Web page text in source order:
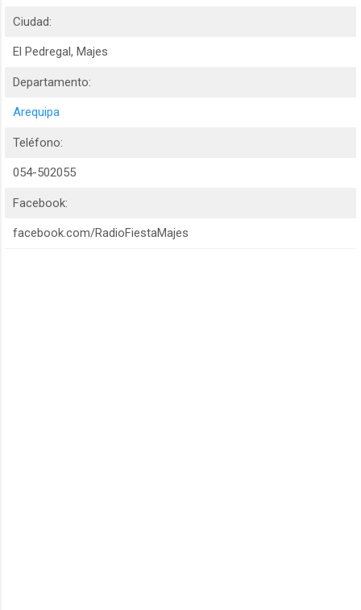
Ciudad:
El Pedregal, Majes
Departamento:
Arequipa
Teléfono:
054-502055
Facebook:
facebook.com/RadioFiestaMajes